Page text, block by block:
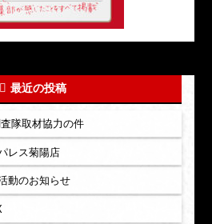
最近の投稿
隊取材協力の件
レス菊陽店
動のお知らせ